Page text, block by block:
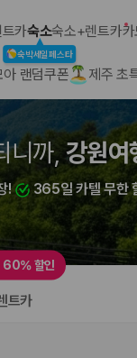
에
한도, 인수 장소,
트카숙소
숙박세일페스타
숙소+렌트카
아 랜덤쿠폰 제주 초
니까, 강원여
! 365일 카텔 무한
니까, 괌여행
! 365일 카텔 무한
60% 할인
트카